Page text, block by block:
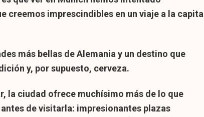
Múnich
creemos imprescindibles en un viaje a la capital
más bellas de Alemania y un destino que
y, por supuesto, cerveza.
, la ciudad ofrece muchísimo más de lo que
de visitarla: impresionantes plazas